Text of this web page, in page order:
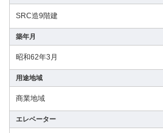
SRC造9階建
築年月
昭和62年3月
用途地域
商業地域
エレベーター